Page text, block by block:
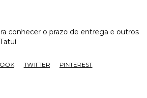
conhecer o prazo de entrega e outros
TWITTER PINTEREST